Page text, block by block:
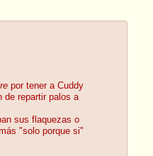
por tener a Cuddy
de repartir palos a
sus flaquezas o
"solo porque si"